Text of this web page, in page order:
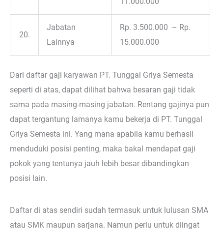
20.
Jabatan
Lainnya
Rp. 3.500.000 – Rp.
15.000.000
Dari daftar gaji karyawan PT. Tunggal Griya Semesta
seperti di atas, dapat dilihat bahwa besaran gaji tidak
sama pada masing-masing jabatan. Rentang gajinya pun
dapat tergantung lamanya kamu bekerja di PT. Tunggal
Griya Semesta ini. Yang mana apabila kamu berhasil
menduduki posisi penting, maka bakal mendapat gaji
pokok yang tentunya jauh lebih besar dibandingkan
posisi lain.
Daftar di atas sendiri sudah termasuk untuk lulusan SMA
atau SMK maupun sarjana. Namun perlu untuk diingat